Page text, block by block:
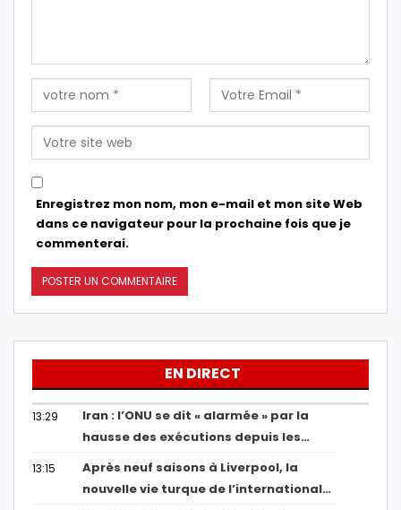
Enregistrez mon nom, mon e-mail et mon site Web
dans ce navigateur pour la prochaine fois que je
commenterai.
EN DIRECT
13:29
Iran : l’ONU se dit « alarmée » par la
hausse des exécutions depuis les…
13:15
Après neuf saisons à Liverpool, la
nouvelle vie turque de l’international…